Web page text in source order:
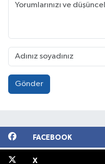
Gönder
FACEBOOK
X